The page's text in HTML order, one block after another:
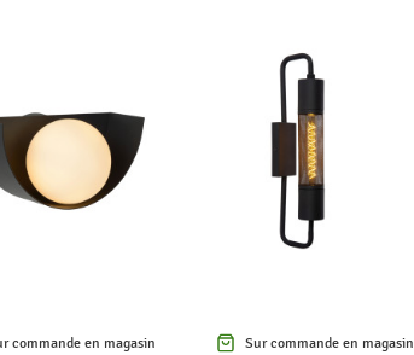
commande en magasin Sur commande en magasin